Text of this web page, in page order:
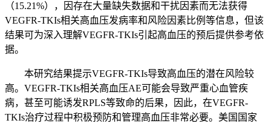
（15.21%），因存在大量缺失数据和干扰因素而无法获得
VEGFR-TKIs相关高血压发病率和风险因素比例等信息，但该
结果可为深入理解VEGFR-TKIs引起高血压的预后提供参考依
据。
本研究结果提示VEGFR-TKIs导致高血压的潜在风险较
高。VEGFR-TKIs相关高血压AE可能会导致严重心血管疾
病，甚至可能诱发RPLS等致命的后果，因此，在VEGFR-
TKIs治疗过程中积极预防和管理高血压非常必要。美国国家